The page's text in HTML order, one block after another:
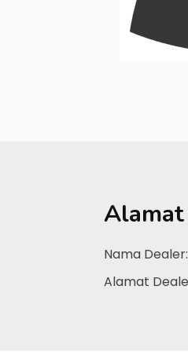
Nama Dealer:
Alamat